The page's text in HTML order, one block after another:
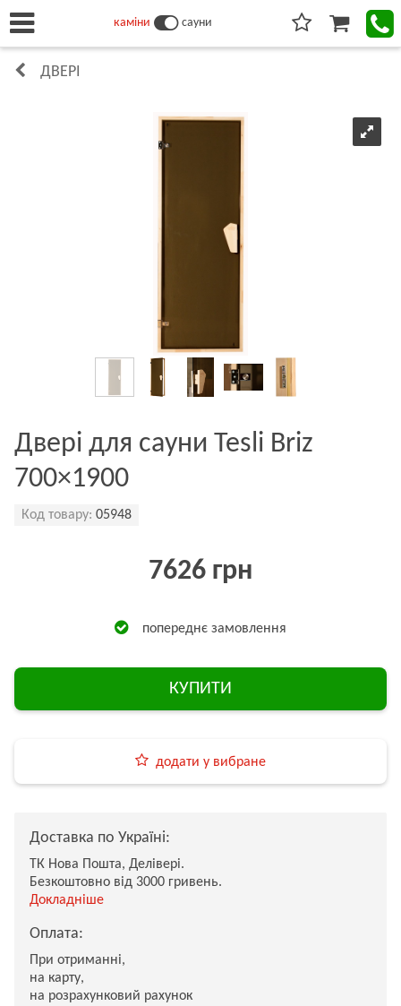
каміни сауни
ДВЕРІ
Двері для сауни Tesli Briz
700×1900
Код товару: 05948
7626 грн
попереднє замовлення
КУПИТИ
додати у вибране
Доставка по Україні:
ТК Нова Пошта, Делівері.
Безкоштовно від 3000 гривень.
Докладніше
Оплата:
При отриманні,
на карту,
на розрахунковий рахунок